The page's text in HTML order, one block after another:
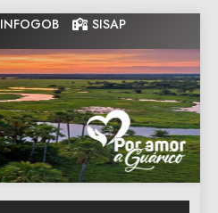
INFOGOB SISAP
Gobernacion
de Guarico
Gobernacion de Guarico